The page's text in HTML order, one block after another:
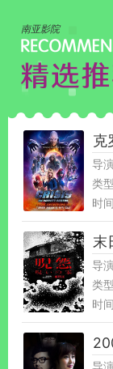
南亚影院
克
导
类
时
末
导
类
时
导